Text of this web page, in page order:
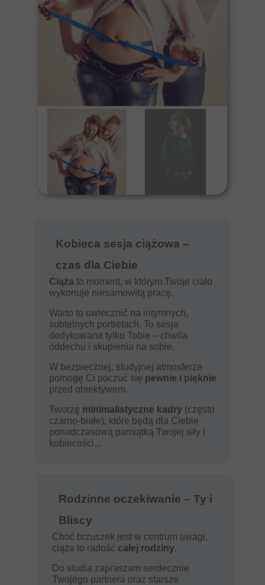
Kobieca sesja ciążowa –
czas dla Ciebie
Ciąża to moment, w którym Twoje ciało
wykonuje niesamowitą pracę.
Warto to uwiecznić na intymnych,
subtelnych portretach. To sesja
dedykowana tylko Tobie – chwila
oddechu i skupienia na sobie.
W bezpiecznej, studyjnej atmosferze
pomogę Ci poczuć się pewnie i pięknie
przed obiektywem.
Tworzę minimalistyczne kadry (często
czarno-białe), które będą dla Ciebie
ponadczasową pamiątką Twojej siły i
kobiecości...
Rodzinne oczekiwanie – Ty i
Bliscy
Choć brzuszek jest w centrum uwagi,
ciąża to radość całej rodziny.
Do studia zapraszam serdecznie
Twojego partnera oraz starsze